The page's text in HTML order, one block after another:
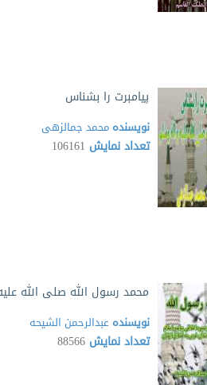
پیامبرت را بشناس
نویسنده محمد جمالزهی
تعداد نمایش 106161
محمد رسول الله صلی الله
نویسنده عبدالرحمن الشیحه
تعداد نمایش 88566